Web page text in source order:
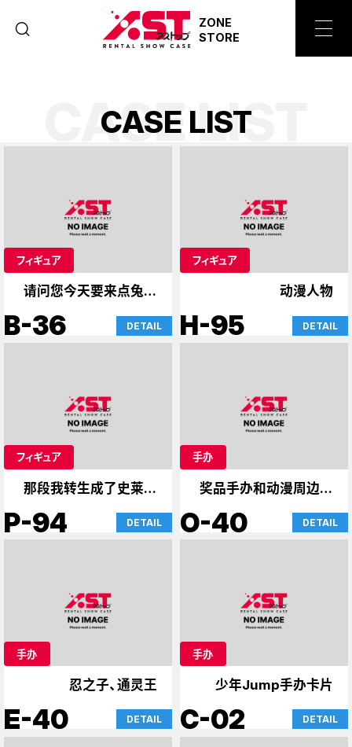
ZONE
STORE
CASE LIST
CASE LIST
フィギュア
请问您今天要来点兔子
吗？& 赛马娘
B-36 DETAIL
フィギュア
动漫人物
H-95 DETAIL
フィギュア
那段我转生成了史莱姆
的时光
P-94 DETAIL
手办
奖品手办和动漫周边商
品
O-40 DETAIL
手办
忍之子、通灵王
E-40 DETAIL
手办
少年Jump手办卡片
C-02 DETAIL